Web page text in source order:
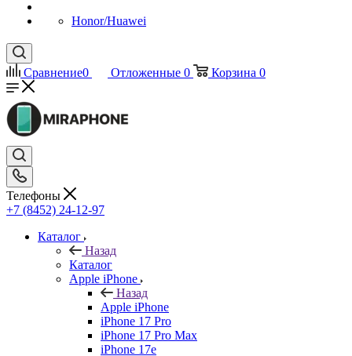
Honor/Huawei
Сравнение0 Отложенные 0 Корзина 0
Телефоны
+7 (8452) 24-12-97
Каталог
Назад
Каталог
Apple iPhone
Назад
Apple iPhone
iPhone 17 Pro
iPhone 17 Pro Max
iPhone 17e